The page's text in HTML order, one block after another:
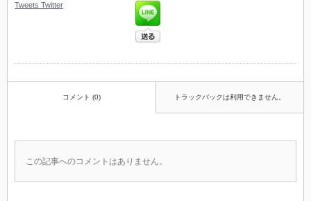
Tweets Twitter
コメント (0) トラックバックは利用できません。
この記事へのコメントはありません。